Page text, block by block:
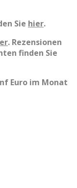
Sie hier.
. Rezensionen
finden Sie
Euro im Monat